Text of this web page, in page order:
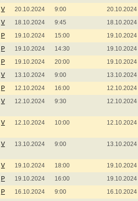
V 20.10.2024 9:00 20.10.2024
V 18.10.2024 9:45 18.10.2024
P 19.10.2024 15:00 19.10.2024
P 19.10.2024 14:30 19.10.2024
P 19.10.2024 20:00 19.10.2024
V 13.10.2024 9:00 13.10.2024
P 12.10.2024 16:00 12.10.2024
V 12.10.2024 9:30 12.10.2024
V 12.10.2024 10:00 12.10.2024
V 13.10.2024 9:00 13.10.2024
V 19.10.2024 18:00 19.10.2024
P 19.10.2024 16:00 19.10.2024
P 16.10.2024 9:00 16.10.2024